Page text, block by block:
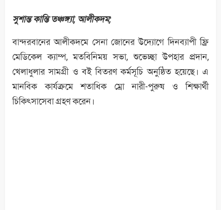
সুশান্ত কান্তি তঞ্চঙ্গ্যা,আলীকদম;
বান্দরবানের আলীকদমে সেনা জোনের উদ্যোগে দিনব্যাপী ফ্রি
মেডিকেল ক্যাম্প, মতবিনিময় সভা, শুভেচ্ছা উপহার প্রদান,
খেলাধুলার সামগ্রী ও বই বিতরণ কর্মসূচি অনুষ্ঠিত হয়েছে। এ
মানবিক কার্যক্রমে শতাধিক ম্রো নারী-পুরুষ ও শিক্ষার্থী
চিকিৎসাসেবা গ্রহণ করেন।